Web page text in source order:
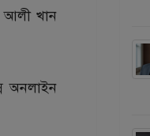
আলী খান
অনলাইন